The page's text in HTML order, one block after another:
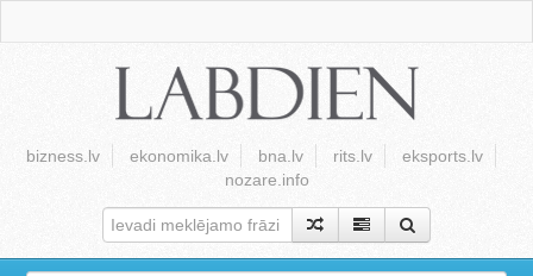
bizness.lv ekonomika.lv bna.lv rits.lv
eksports.lv
nozare.info